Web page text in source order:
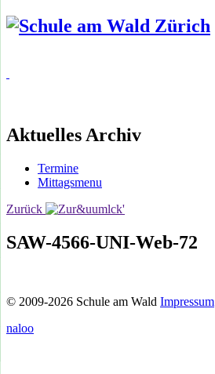
Aktuelles Archiv
Termine
Mittagsmenu
Zurück
SAW-4566-UNI-Web-72
© 2009-2026 Schule am Wald Impressum
naloo